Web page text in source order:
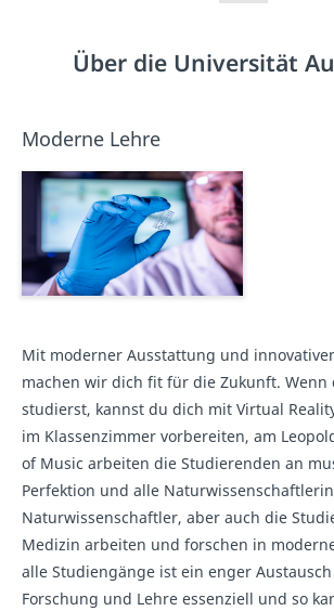
Über die Universität
Moderne Lehre
Mit moderner Ausstattung und
machen wir dich fit für die Zukunft. Wenn
studierst, kannst du dich mit Virtual
im Klassenzimmer vorbereiten, am
of Music arbeiten die Studierenden an
Perfektion und alle
Naturwissenschaftler, aber auch die
Medizin arbeiten und forschen in
alle Studiengänge ist ein enger
Forschung und Lehre essenziell und so